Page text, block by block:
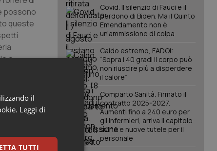
possono
queste
e
il
di
servizi
Covid. Il silenzio di Fauci e il
perdono di Biden. Ma il Quinto
Emendamento non è
un’ammissione di colpa
Caldo estremo, FADOI:
“Sopra i 40 gradi il corpo può
non riuscire più a disperdere
il calore”
Comparto Sanità. Firmato il
contratto 2025-2027.
Aumenti fino a 240 euro per
gli infermieri, arriva il capitolo
sull'IA e nuove tutele per il
personale
il
Leggi di
TUTTI